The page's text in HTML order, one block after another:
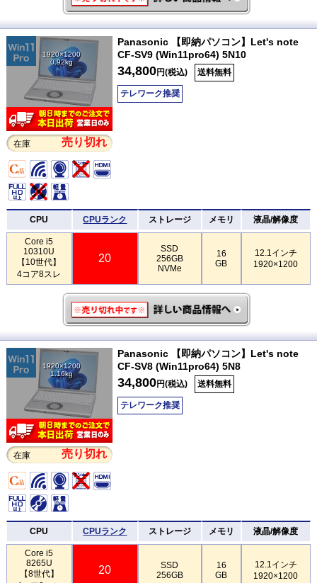
1920×1200
0.92kg
在庫 売り切れ
Panasonic 【即納パソコン】Let's note
CF-SV9 (Win11pro64) 5N10
34,800円(税込) 送料無料
テレワーク推奨
CPU CPUランク ストレージ メモリ 液晶/解像度
Core i5
10310U
【10世代】
4コア8スレ
20
SSD
256GB
NVMe
16
GB
12.1インチ
1920×1200
1920×1200
1.16kg
在庫 売り切れ
Panasonic 【即納パソコン】Let's note
CF-SV8 (Win11pro64) 5N8
34,800円(税込) 送料無料
テレワーク推奨
CPU CPUランク ストレージ メモリ 液晶/解像度
Core i5
8265U
【8世代】
20
SSD
256GB
16
GB
12.1インチ
1920×1200